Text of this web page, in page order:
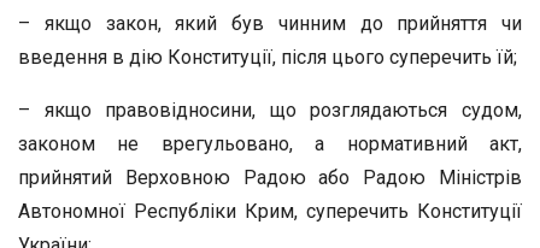
– якщо закон, який був чинним до прийняття чи
введення в дію Конституції, після цього суперечить їй;
– якщо правовідносини, що розглядаються судом,
законом не врегульовано, а нормативний акт,
прийнятий Верховною Радою або Радою Міністрів
Автономної Республіки Крим, суперечить Конституції